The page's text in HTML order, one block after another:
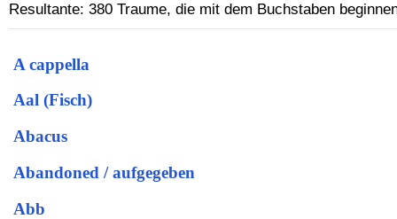
Resultante: 380 Traume, die mit dem Buchstaben
A cappella
Aal (Fisch)
Abacus
Abandoned / aufgegeben
Abb